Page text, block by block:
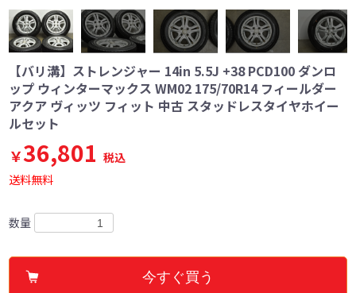
【バリ溝】ストレンジャー 14in 5.5J +38 PCD100 ダンロ
ップ ウィンターマックス WM02 175/70R14 フィールダー
アクア ヴィッツ フィット 中古 スタッドレスタイヤホイー
ルセット
￥36,801 税込
送料無料
数量
今すぐ買う